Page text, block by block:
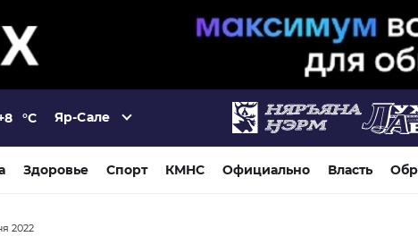
°C Яр-Сале
Здоровье Спорт КМНС Официально Власть
2022